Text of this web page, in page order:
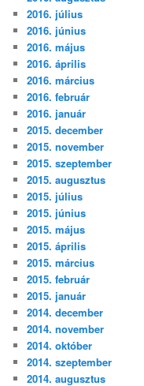
2016. július
2016. június
2016. május
2016. április
2016. március
2016. február
2016. január
2015. december
2015. november
2015. szeptember
2015. augusztus
2015. július
2015. június
2015. május
2015. április
2015. március
2015. február
2015. január
2014. december
2014. november
2014. október
2014. szeptember
2014. augusztus